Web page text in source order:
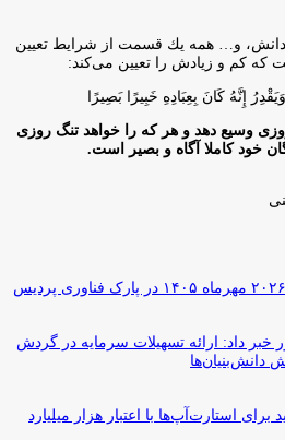
و… همه يك قسمت از شرايط تعيين
كم و زيادش را تعيين مى‌كند:
إِنَّهُ كَانَ بِعِبَادِهِ خَبِيرًا بَصِيرًا
وسیع دهد و هر که را خواهد تنگ روزی
خود کاملا آگاه و بصیر است.
داد: ارائه تسهیلات سرمایه در گردش
استارت‌آپ‌ها با اعتبار هزار میلیارد